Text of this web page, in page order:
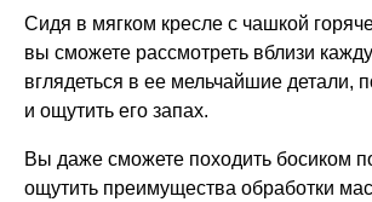
Сидя в мягком кресле с чашкой
вы сможете рассмотреть вблизи
вглядеться в ее мельчайшие детали,
и ощутить его запах.
Вы даже сможете походить босиком
ощутить преимущества обработки